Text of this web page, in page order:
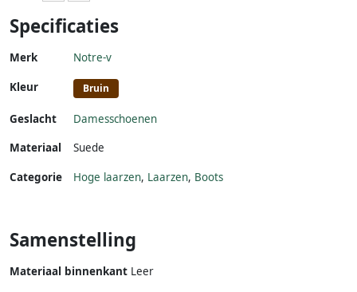
Specificaties
Merk Notre-v
Kleur Bruin
Geslacht
Damesschoenen
Materiaal
Suede
Categorie Hoge laarzen, Laarzen, Boots
Samenstelling
Materiaal binnenkant Leer